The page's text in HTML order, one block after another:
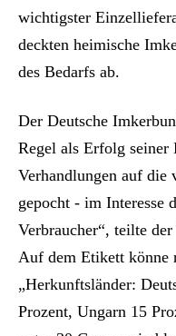
wichtigster
deckten heimische
des Bedarfs ab.
Der Deutsche
Regel als Erfolg seiner
Verhandlungen auf die
gepocht - im Interesse
Verbraucher“, teilte
Auf dem Etikett könne
„Herkunftsländer:
Prozent, Ungarn 15